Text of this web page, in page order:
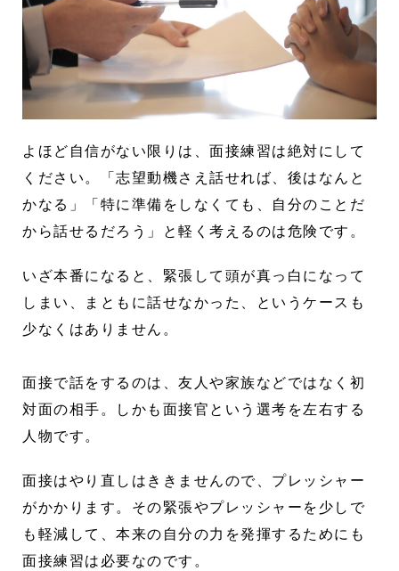
よほど自信がない限りは、面接練習は絶対にして
ください。「志望動機さえ話せれば、後はなんと
かなる」「特に準備をしなくても、自分のことだ
から話せるだろう」と軽く考えるのは危険です。
いざ本番になると、緊張して頭が真っ白になって
しまい、まともに話せなかった、というケースも
少なくはありません。
面接で話をするのは、友人や家族などではなく初
対面の相手。しかも面接官という選考を左右する
人物です。
面接はやり直しはききませんので、プレッシャー
がかかります。その緊張やプレッシャーを少しで
も軽減して、本来の自分の力を発揮するためにも
面接練習は必要なのです。